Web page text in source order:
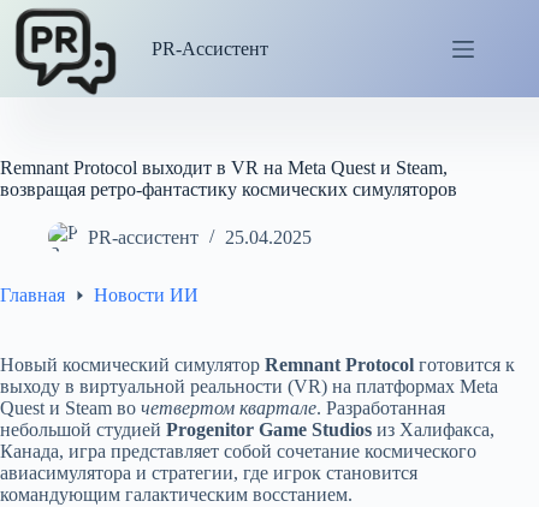
Перейти
сути
PR-Ассистент
Remnant Protocol выходит в VR на Meta Quest и Steam,
возвращая ретро-фантастику космических симуляторов
PR-ассистент 25.04.2025
Главная Новости ИИ
Новый космический симулятор Remnant Protocol готовится к
выходу в виртуальной реальности (VR) на платформах Meta
Quest и Steam во четвертом квартале. Разработанная
небольшой студией Progenitor Game Studios из Халифакса,
Канада, игра представляет собой сочетание космического
авиасимулятора и стратегии, где игрок становится
командующим галактическим восстанием.